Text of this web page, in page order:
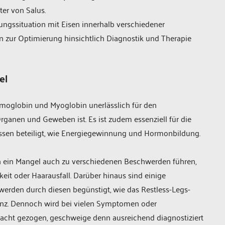
von Salus.
mit Eisen innerhalb verschiedener
zur Optimierung hinsichtlich Diagnostik und Therapie
und Myoglobin unerlässlich für den
und Geweben ist. Es ist zudem essenziell für die
beteiligt, wie Energiegewinnung und Hormonbildung.
Mangel auch zu verschiedenen Beschwerden ­führen,
oder Haar­ausfall. Darüber hinaus sind einige
durch diesen begünstigt, wie das Restless-Legs-
Dennoch wird bei vielen Symptomen oder
gezogen, geschweige denn ausreichend diagnostiziert